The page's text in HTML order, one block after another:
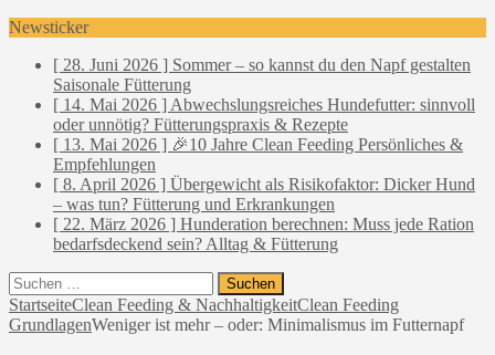
Newsticker
[ 28. Juni 2026 ] Sommer – so kannst du den Napf gestalten
Saisonale Fütterung
[ 14. Mai 2026 ] Abwechslungsreiches Hundefutter: sinnvoll
oder unnötig? Fütterungspraxis & Rezepte
[ 13. Mai 2026 ] 🎉10 Jahre Clean Feeding Persönliches &
Empfehlungen
[ 8. April 2026 ] Übergewicht als Risikofaktor: Dicker Hund
– was tun? Fütterung und Erkrankungen
[ 22. März 2026 ] Hunderation berechnen: Muss jede Ration
bedarfsdeckend sein? Alltag & Fütterung
Suchen
nach:
StartseiteClean Feeding & NachhaltigkeitClean Feeding
GrundlagenWeniger ist mehr – oder: Minimalismus im Futternapf